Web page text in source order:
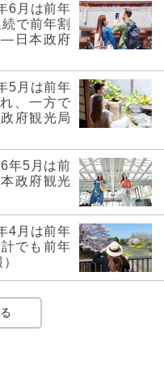
6月は前年
で前年割
日本政府
5月は前年
、一方で
府観光局
年5月は前
政府観光
4月は前年
でも前年